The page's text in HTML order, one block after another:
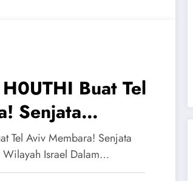
Buat Tel
Senjata
Penuh
Tel Aviv Membara! Senjata
Wilayah Israel Dalam…